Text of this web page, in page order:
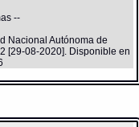
--
Nacional Autónoma de
[29-08-2020]. Disponible en